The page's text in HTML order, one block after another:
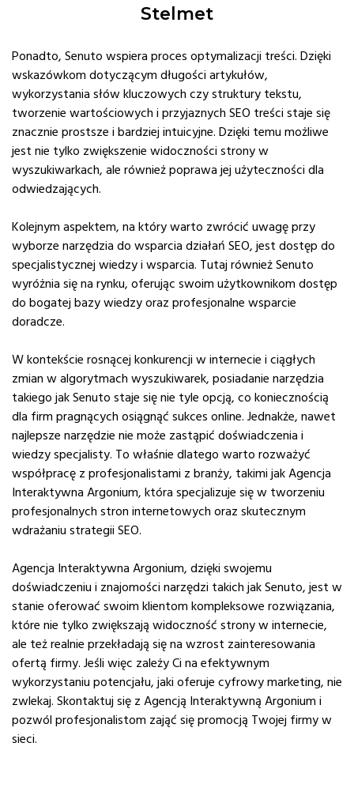
Stelmet
Ponadto, Senuto wspiera proces optymalizacji treści. Dzięki
wskazówkom dotyczącym długości artykułów,
wykorzystania słów kluczowych czy struktury tekstu,
tworzenie wartościowych i przyjaznych SEO treści staje się
znacznie prostsze i bardziej intuicyjne. Dzięki temu możliwe
jest nie tylko zwiększenie widoczności strony w
wyszukiwarkach, ale również poprawa jej użyteczności dla
odwiedzających.
Kolejnym aspektem, na który warto zwrócić uwagę przy
wyborze narzędzia do wsparcia działań SEO, jest dostęp do
specjalistycznej wiedzy i wsparcia. Tutaj również Senuto
wyróżnia się na rynku, oferując swoim użytkownikom dostęp
do bogatej bazy wiedzy oraz profesjonalne wsparcie
doradcze.
W kontekście rosnącej konkurencji w internecie i ciągłych
zmian w algorytmach wyszukiwarek, posiadanie narzędzia
takiego jak Senuto staje się nie tyle opcją, co koniecznością
dla firm pragnących osiągnąć sukces online. Jednakże, nawet
najlepsze narzędzie nie może zastąpić doświadczenia i
wiedzy specjalisty. To właśnie dlatego warto rozważyć
współpracę z profesjonalistami z branży, takimi jak Agencja
Interaktywna Argonium, która specjalizuje się w tworzeniu
profesjonalnych stron internetowych oraz skutecznym
wdrażaniu strategii SEO.
Agencja Interaktywna Argonium, dzięki swojemu
doświadczeniu i znajomości narzędzi takich jak Senuto, jest w
stanie oferować swoim klientom kompleksowe rozwiązania,
które nie tylko zwiększają widoczność strony w internecie,
ale też realnie przekładają się na wzrost zainteresowania
ofertą firmy. Jeśli więc zależy Ci na efektywnym
wykorzystaniu potencjału, jaki oferuje cyfrowy marketing, nie
zwlekaj. Skontaktuj się z Agencją Interaktywną Argonium i
pozwól profesjonalistom zająć się promocją Twojej firmy w
sieci.